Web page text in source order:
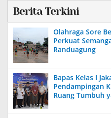
Berita Terkini
Olahraga Sore
Perkuat
Randuagung
Bapas Kelas I
Pendampingan
Ruang Tumbuh